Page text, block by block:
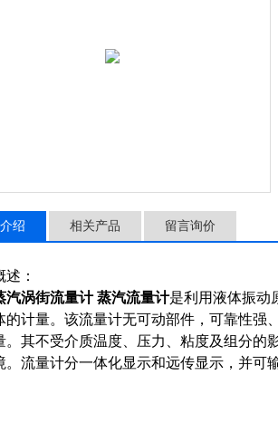
绍 相关产品 留言询价
：
汽涡街流量计 蒸汽流量计是利用液体振动
的计量。该流量计无可动部件，可靠性强
。其不受介质温度、压力、粘度及组分的
。流量计分一体化显示和远传显示，并可